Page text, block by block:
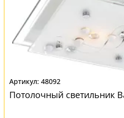
48092
Потолочный светильник